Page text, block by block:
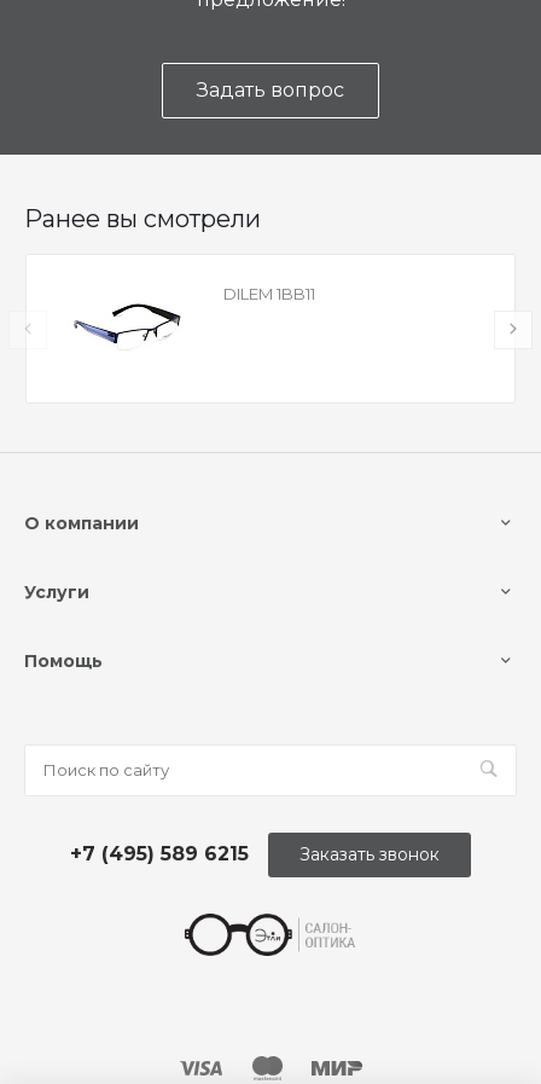
Задать вопрос
Ранее вы смотрели
DILEM 1BB11
О компании
Услуги
Помощь
+7 (495) 589 6215 Заказать звонок